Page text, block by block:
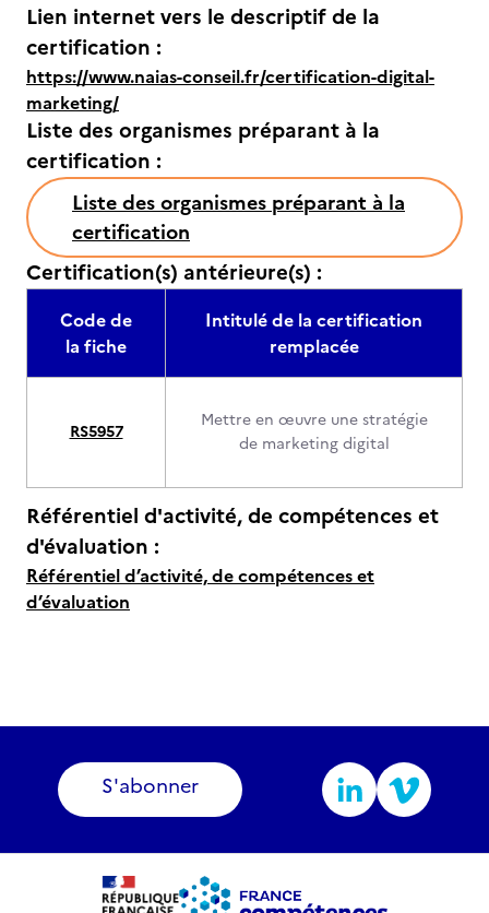
Lien internet vers le descriptif de la
certification :
https://www.naias-conseil.fr/certification-digital-
marketing/
Liste des organismes préparant à la
certification :
Liste des organismes préparant à la
certification
Certification(s) antérieure(s) :
Code de
la fiche
Intitulé de la certification
remplacée
RS5957
Mettre en œuvre une stratégie
de marketing digital
Référentiel d'activité, de compétences et
d'évaluation :
Référentiel d’activité, de compétences et
d’évaluation
S'abonner